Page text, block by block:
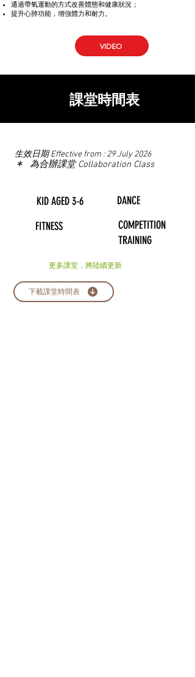
通過帶氧運動的方式改善體態和健康狀況；
提升心肺功能，增強體力和耐力。
VIDEO
課堂時間表
* 為合辦課堂 Collaboration Class
生效日期 Effective from : 29 July 2026
KID AGED 3-6
DANCE
FITNESS
COMPETITION
TRAINING
更多課堂，將陸續更新
下載課堂時間表